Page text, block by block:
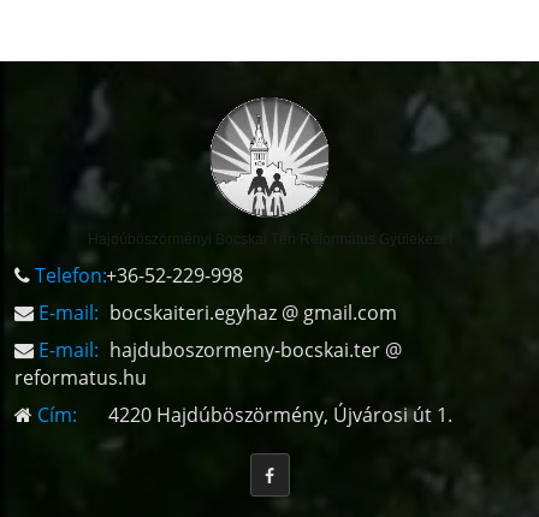
Hajdúböszörményi Bocskai Téri Református Gyülekezet
Telefon:+36-52-229-998
E-mail: bocskaiteri.egyhaz @ gmail.com
E-mail: hajduboszormeny-bocskai.ter @
reformatus.hu
Cím:
4220 Hajdúböszörmény, Újvárosi út 1.